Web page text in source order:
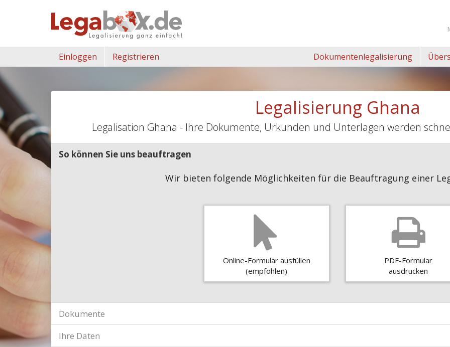
Einloggen Registrieren Dokumentenlegalisierung
Legalisierung Ghana
Legalisation Ghana - Ihre Dokumente, Urkunden und Unterlagen werden
So können Sie uns beauftragen
Wir bieten folgende Möglichkeiten für die Beauftragung einer
Online-Formular ausfüllen
(empfohlen)
PDF-Formular
ausdrucken
Dokumente
Ihre Daten